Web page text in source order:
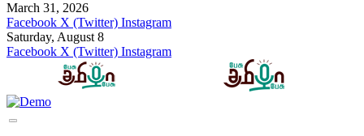
March 31, 2026
Facebook X (Twitter) Instagram
Saturday, August 8
Facebook X (Twitter) Instagram